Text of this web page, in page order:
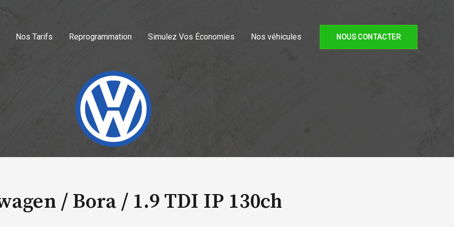
Nos Tarifs Reprogrammation Simulez Vos Économies Nos véhicules NOUS CONTACTER
/ Bora / 1.9 TDI IP 130ch